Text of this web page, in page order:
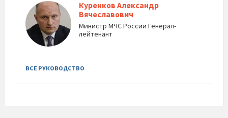
Куренков Александр
Вячеславович
Министр МЧС России Генерал-
лейтенант
ВСЕ РУКОВОДСТВО